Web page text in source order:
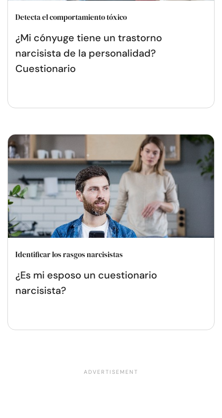
Detecta el comportamiento tóxico
¿Mi cónyuge tiene un trastorno
narcisista de la personalidad?
Cuestionario
Identificar los rasgos narcisistas
¿Es mi esposo un cuestionario
narcisista?